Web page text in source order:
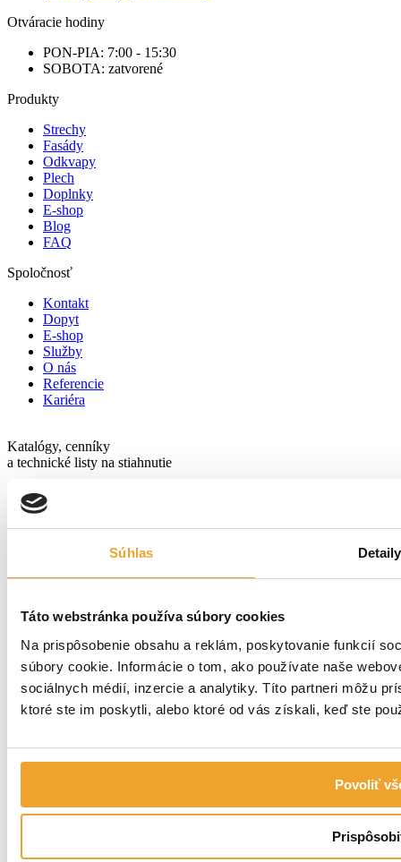
Súhlas Detaily
Táto webstránka používa súbory cookies
Na prispôsobenie obsahu a reklám, poskytovanie funkcií
súbory cookie. Informácie o tom, ako používate naše
sociálnych médií, inzercie a analytiky. Títo partneri môžu
ktoré ste im poskytli, alebo ktoré od vás získali, keď ste
Povoliť
Otváracie hodiny
PON-PIA: 7:00 - 15:30
SOBOTA: zatvorené
Produkty
Strechy
Fasády
Odkvapy
Plech
Doplnky
E-shop
Blog
FAQ
Spoločnosť
Kontakt
Dopyt
E-shop
Služby
O nás
Referencie
Kariéra
Katalógy, cenníky
a technické listy na stiahnutie
Zobraziť
© Všetky práva vyhradené
Facebook
Instagram
YouTube
Pinterest
Vyhlásenie o ochrane osobných údajov
Cookies